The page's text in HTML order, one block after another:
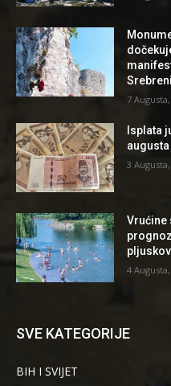
7
Isplata
3
Vrućine
4
SVE KATEGORIJE
BIH I SVIJET